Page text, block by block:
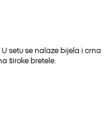
setu se nalaze bijela i crna
široke bretele.